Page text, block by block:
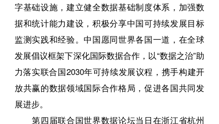
字基础设施，建立健全数据基础制度体系，加强数
据和统计能力建设，积极分享中国可持续发展目标
监测实践和经验。中国愿同世界各国一道，在全球
发展倡议框架下深化国际数据合作，以“数据之治”助
力落实联合国2030年可持续发展议程，携手构建开
放共赢的数据领域国际合作格局，促进各国共同发
展进步。
第四届联合国世界数据论坛当日在浙江省杭州